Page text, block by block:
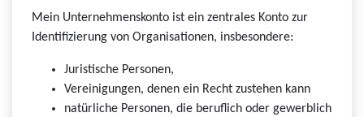
Mein Unternehmenskonto ist ein zentrales Konto zur
Identifizierung von Organisationen, insbesondere:
Juristische Personen,
Vereinigungen, denen ein Recht zustehen kann
natürliche Personen, die beruflich oder gewerblich